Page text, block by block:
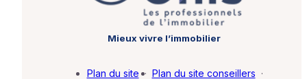
Mieux vivre l’immobilier
Plan du site · Plan du site conseillers ·